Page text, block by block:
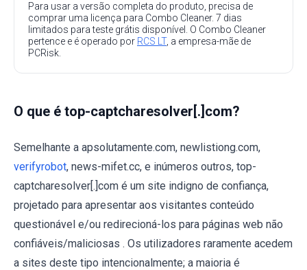
Para usar a versão completa do produto, precisa de
comprar uma licença para Combo Cleaner. 7 dias
limitados para teste grátis disponível. O Combo Cleaner
pertence e é operado por RCS LT, a empresa-mãe de
PCRisk.
O que é top-captcharesolver[.]com?
Semelhante a apsolutamente.com, newlistiong.com,
verifyrobot, news-mifet.cc, e inúmeros outros, top-
captcharesolver[.]com é um site indigno de confiança,
projetado para apresentar aos visitantes conteúdo
questionável e/ou redirecioná-los para páginas web não
confiáveis/maliciosas . Os utilizadores raramente acedem
a sites deste tipo intencionalmente; a maioria é